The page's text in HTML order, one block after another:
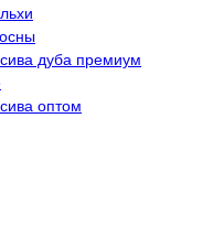
дуба премиум
оптом